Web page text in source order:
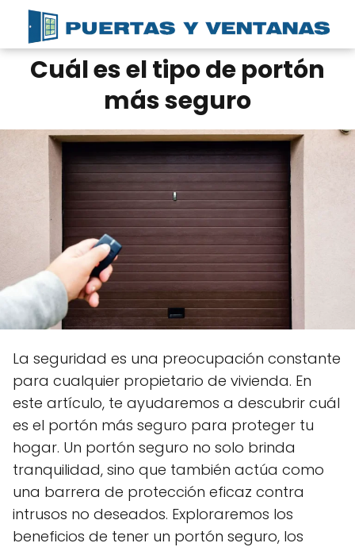
Cuál es el tipo de portón
más seguro
La seguridad es una preocupación constante
para cualquier propietario de vivienda. En
este artículo, te ayudaremos a descubrir cuál
es el portón más seguro para proteger tu
hogar. Un portón seguro no solo brinda
tranquilidad, sino que también actúa como
una barrera de protección eficaz contra
intrusos no deseados. Exploraremos los
beneficios de tener un portón seguro, los